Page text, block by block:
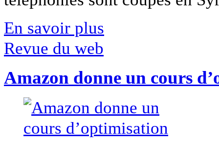
En savoir plus
Revue du web
Amazon donne un cours